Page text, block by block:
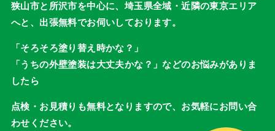
狭山市と所沢市を中心に、埼玉県全域・近隣の東京エリア
へと、出張無料でお伺いしております。
「そろそろ塗り替え時かな？」
「うちの外壁塗装は大丈夫かな？」などのお悩みがありま
したら
点検・お見積りも無料となりますので、お気軽にお問い合
わせください。